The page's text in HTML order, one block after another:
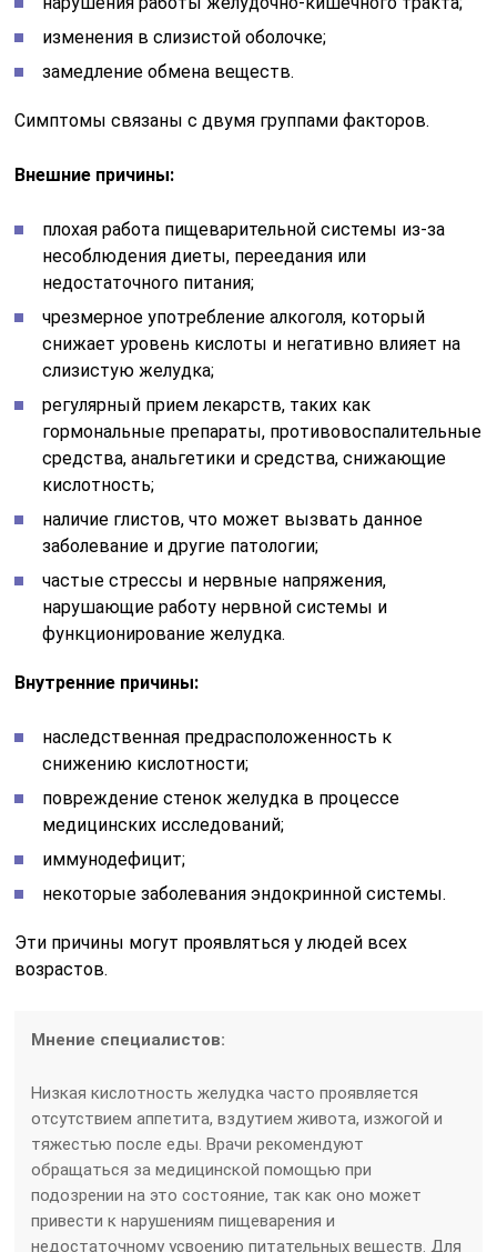
изменения в слизистой оболочке;
замедление обмена веществ.
Симптомы связаны с двумя группами факторов.
Внешние причины:
плохая работа пищеварительной системы из-за
несоблюдения диеты, переедания или
недостаточного питания;
чрезмерное употребление алкоголя, который
снижает уровень кислоты и негативно влияет на
слизистую желудка;
регулярный прием лекарств, таких как
гормональные препараты, противовоспалительные
средства, анальгетики и средства, снижающие
кислотность;
наличие глистов, что может вызвать данное
заболевание и другие патологии;
частые стрессы и нервные напряжения,
нарушающие работу нервной системы и
функционирование желудка.
Внутренние причины:
наследственная предрасположенность к
снижению кислотности;
повреждение стенок желудка в процессе
медицинских исследований;
иммунодефицит;
некоторые заболевания эндокринной системы.
Эти причины могут проявляться у людей всех
возрастов.
Мнение специалистов:
Низкая кислотность желудка часто проявляется
отсутствием аппетита, вздутием живота, изжогой и
тяжестью после еды. Врачи рекомендуют
обращаться за медицинской помощью при
подозрении на это состояние, так как оно может
привести к нарушениям пищеварения и
недостаточному усвоению питательных веществ. Для